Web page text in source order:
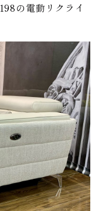
の電動リクライ